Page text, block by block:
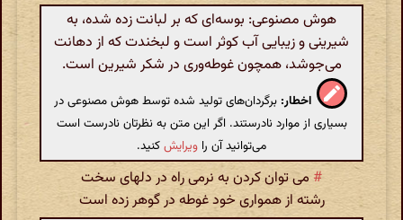
هوش مصنوعی: بوسه‌ای که بر لبانت زده شده، به
شیرینی و زیبایی آب کوثر است و لبخندت که از دهانت
می‌جوشد، همچون غوطه‌وری در شکر شیرین است.
اخطار: برگردان‌های تولید شده توسط هوش مصنوعی در
بسیاری از موارد نادرستند. اگر این متن به نظرتان نادرست است
می‌توانید آن را ویرایشکنید.
# می توان کردن به نرمی راه در دلهای سخت
رشته از همواری خود غوطه در گوهر زده است